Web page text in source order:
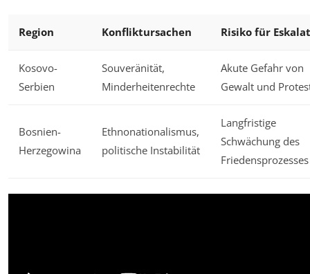
Region Konfliktursachen Risiko für
Kosovo-
Serbien
Souveränität,
Minderheitenrechte
Akute Gefahr von
Gewalt und
Bosnien-
Herzegowina
Ethnonationalismus,
politische Instabilität
Langfristige
Schwächung des
Friedensprozesses